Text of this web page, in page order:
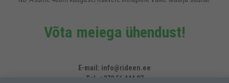
Võta meiega ühendust!
E-mail: info@rideen.ee
Tel. +372 56 444 07